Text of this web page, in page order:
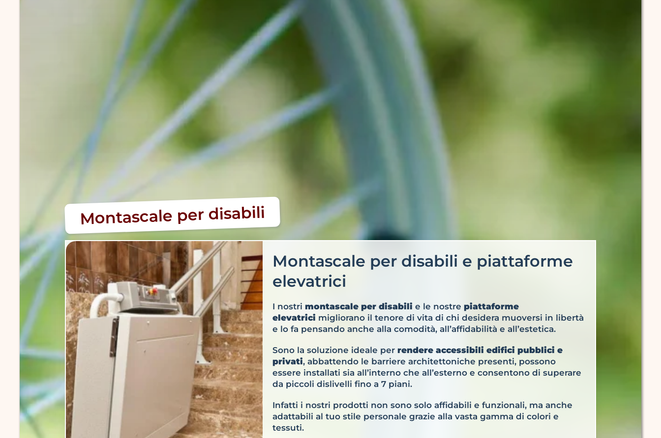
Montascale per disabili
Montascale per disabili e piattaforme
elevatrici
I nostri montascale per disabili e le nostre piattaforme
elevatrici migliorano il tenore di vita di chi desidera muoversi in libertà
e lo fa pensando anche alla comodità, all’affidabilità e all’estetica.
Sono la soluzione ideale per rendere accessibili edifici pubblici e
privati, abbattendo le barriere architettoniche presenti, possono
essere installati sia all’interno che all’esterno e consentono di superare
da piccoli dislivelli fino a 7 piani.
Infatti i nostri prodotti non sono solo affidabili e funzionali, ma anche
adattabili al tuo stile personale grazie alla vasta gamma di colori e
tessuti.